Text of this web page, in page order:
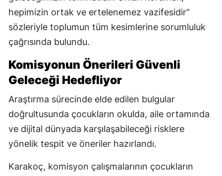
hepimizin ortak ve ertelenemez vazifesidir”
sözleriyle toplumun tüm kesimlerine sorumluluk
çağrısında bulundu.
Komisyonun Önerileri Güvenli
Geleceği Hedefliyor
Araştırma sürecinde elde edilen bulgular
doğrultusunda çocukların okulda, aile ortamında
ve dijital dünyada karşılaşabileceği risklere
yönelik tespit ve öneriler hazırlandı.
Karakoç, komisyon çalışmalarının çocukların